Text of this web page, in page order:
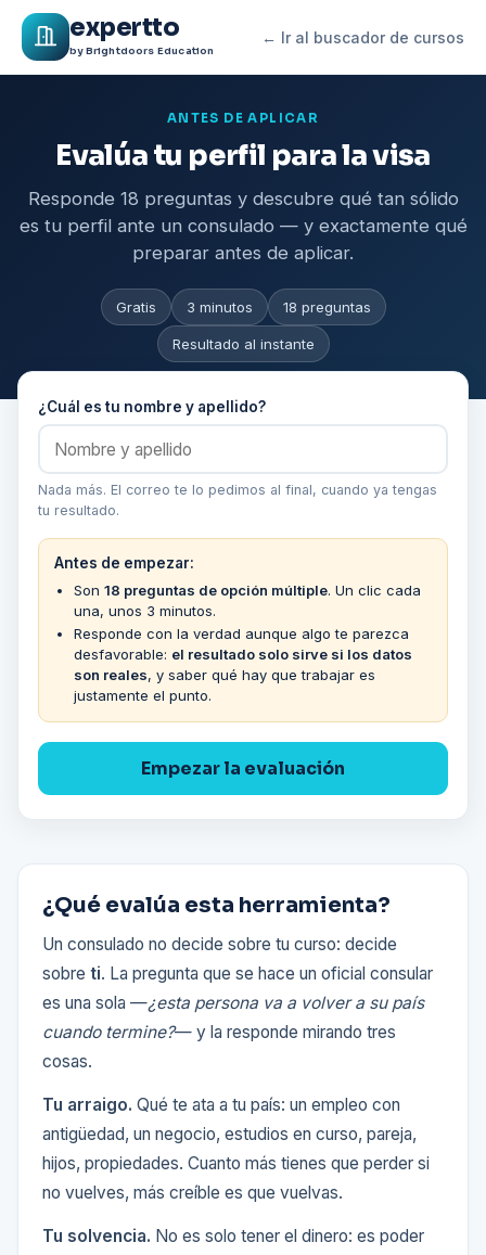
expertto
by Brightdoors Education
← Ir al buscador de cursos
ANTES DE APLICAR
Evalúa tu perfil para la visa
Responde 18 preguntas y descubre qué tan sólido
es tu perfil ante un consulado — y exactamente qué
preparar antes de aplicar.
Gratis 3 minutos 18 preguntas
Resultado al instante
¿Cuál es tu nombre y apellido?
Nada más. El correo te lo pedimos al final, cuando ya tengas
tu resultado.
Antes de empezar:
Son 18 preguntas de opción múltiple. Un clic cada
una, unos 3 minutos.
Responde con la verdad aunque algo te parezca
desfavorable: el resultado solo sirve si los datos
son reales, y saber qué hay que trabajar es
justamente el punto.
Empezar la evaluación
¿Qué evalúa esta herramienta?
Un consulado no decide sobre tu curso: decide
sobre ti. La pregunta que se hace un oficial consular
es una sola —¿esta persona va a volver a su país
cuando termine?— y la responde mirando tres
cosas.
Tu arraigo. Qué te ata a tu país: un empleo con
antigüedad, un negocio, estudios en curso, pareja,
hijos, propiedades. Cuanto más tienes que perder si
no vuelves, más creíble es que vuelvas.
Tu solvencia. No es solo tener el dinero: es poder